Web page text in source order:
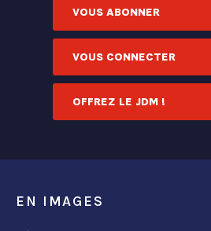
VOUS ABONNER
VOUS CONNECTER
OFFREZ LE JDM !
EN IMAGES